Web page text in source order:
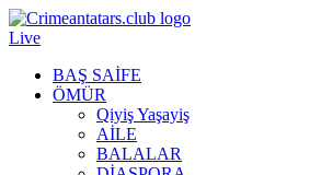
Live
BAŞ SAİFE
ÖMÜR
Qiyiş Yaşayiş
AİLE
BALALAR